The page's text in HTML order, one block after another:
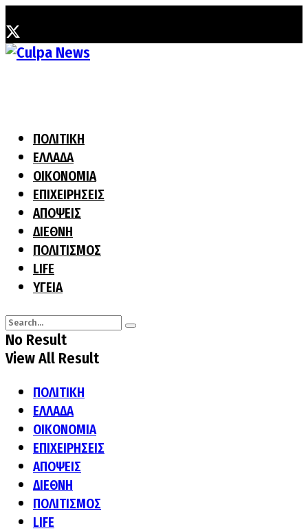
ΠΟΛΙΤΙΚΗ
ΕΛΛΑΔΑ
ΟΙΚΟΝΟΜΙΑ
ΕΠΙΧΕΙΡΗΣΕΙΣ
ΑΠΟΨΕΙΣ
ΔΙΕΘΝΗ
ΠΟΛΙΤΙΣΜΟΣ
LIFE
ΥΓΕΙΑ
No Result
View All Result
ΠΟΛΙΤΙΚΗ
ΕΛΛΑΔΑ
ΟΙΚΟΝΟΜΙΑ
ΕΠΙΧΕΙΡΗΣΕΙΣ
ΑΠΟΨΕΙΣ
ΔΙΕΘΝΗ
ΠΟΛΙΤΙΣΜΟΣ
LIFE